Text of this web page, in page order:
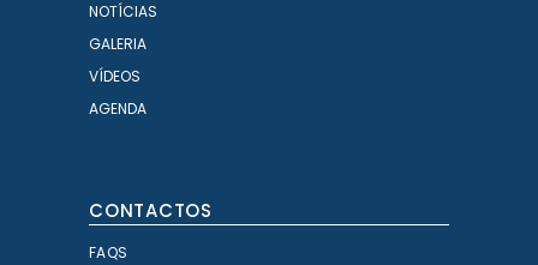
NOTÍCIAS
GALERIA
VÍDEOS
AGENDA
CONTACTOS
FAQS